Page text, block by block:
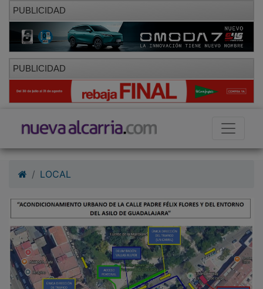
PUBLICIDAD
PUBLICIDAD